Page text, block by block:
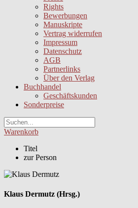
Rights
Bewerbungen
Manuskripte
Vertrag widerrufen
Impressum
Datenschutz
AGB
Partnerlinks
Über den Verlag
Buchhandel
Geschäftskunden
Sonderpreise
Warenkorb
Titel
zur Person
Klaus Dermutz (Hrsg.)